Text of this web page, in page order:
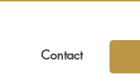
Contact